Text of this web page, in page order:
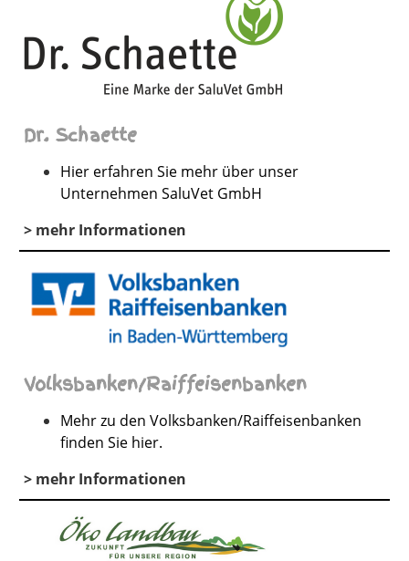
Dr. Schaette
Hier erfahren Sie mehr über unser
Unternehmen SaluVet GmbH
> mehr Informationen
Volksbanken/Raiffeisenbanken
Mehr zu den Volksbanken/Raiffeisenbanken
finden Sie hier.
> mehr Informationen